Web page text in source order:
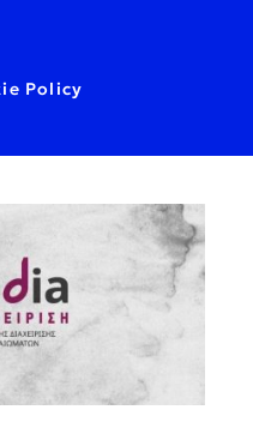
Policy